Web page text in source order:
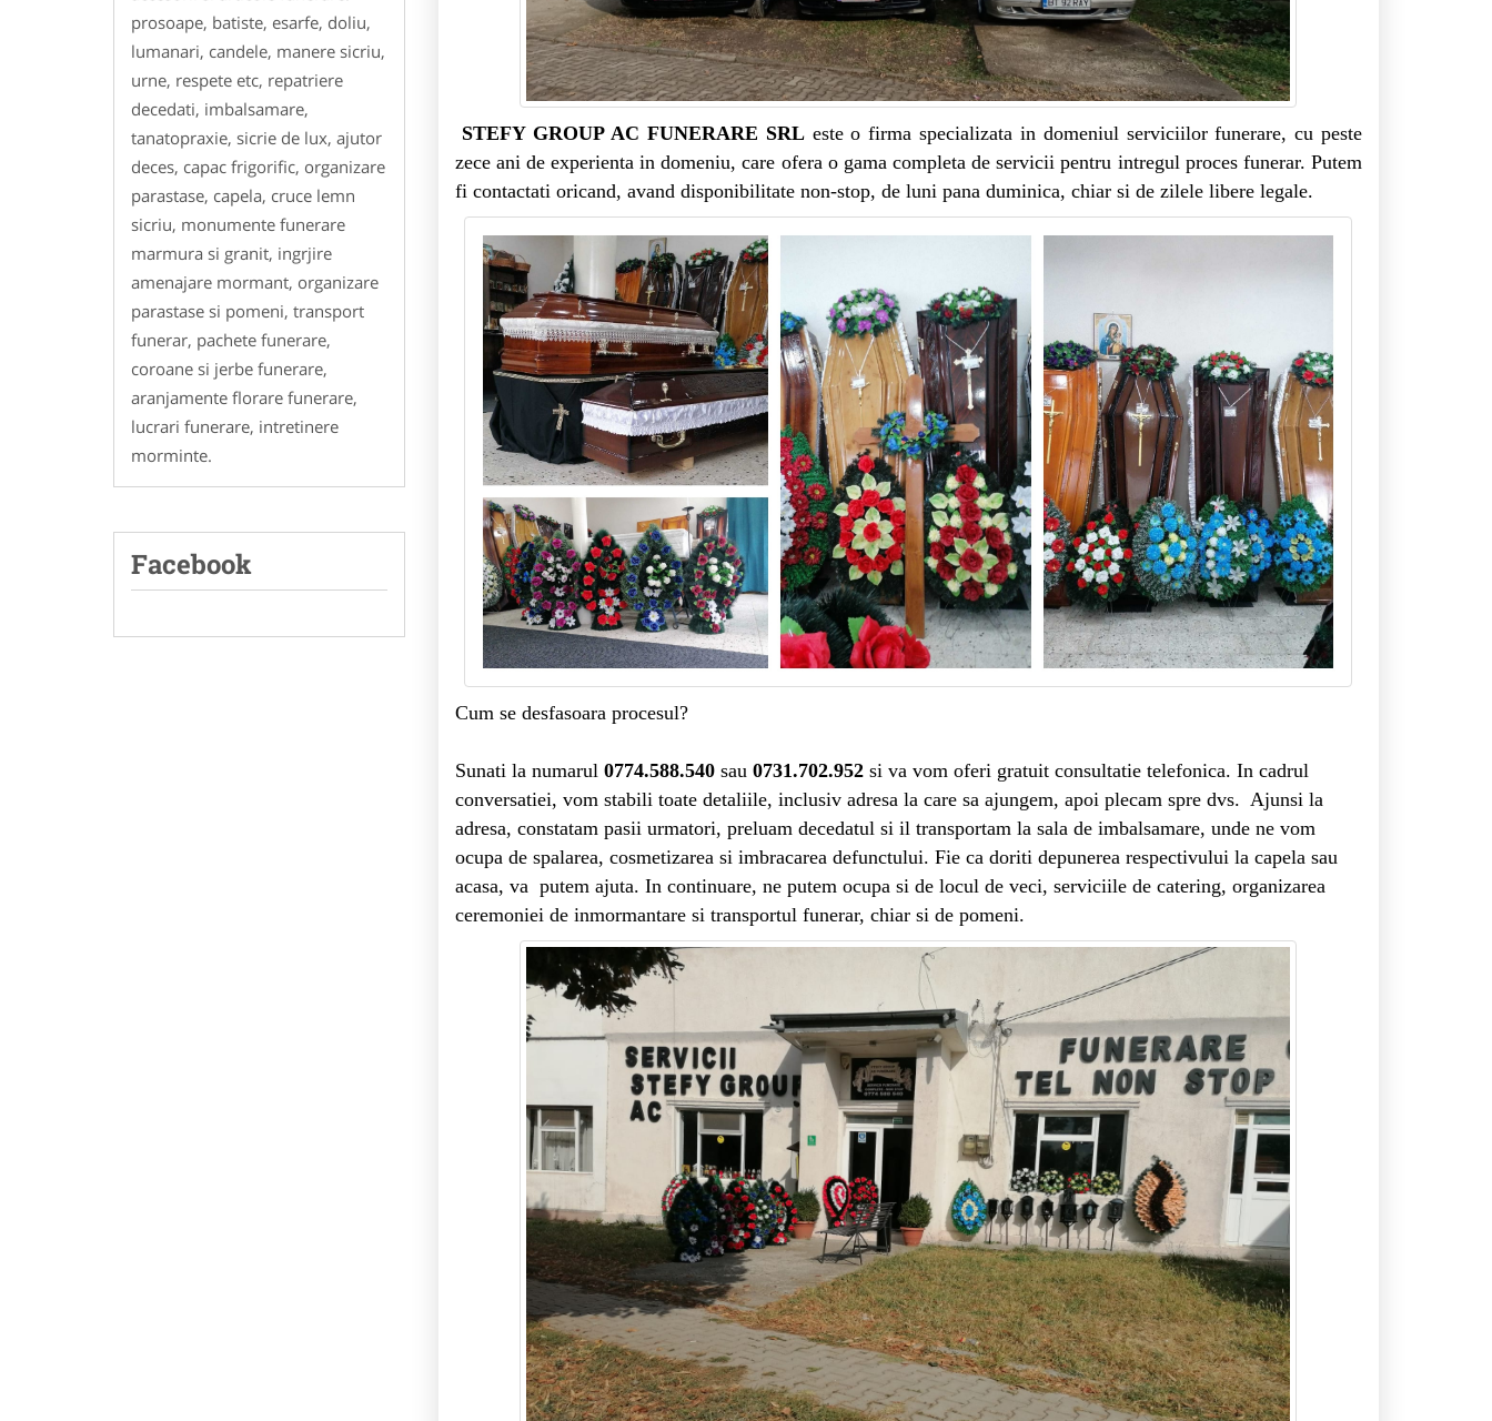
prosoape, batiste, esarfe, doliu,
lumanari, candele, manere sicriu,
urne, respete etc, repatriere
decedati, imbalsamare,
tanatopraxie, sicrie de lux, ajutor
deces, capac frigorific, organizare
parastase, capela, cruce lemn
sicriu, monumente funerare
marmura si granit, ingrjire
amenajare mormant, organizare
parastase si pomeni, transport
funerar, pachete funerare,
coroane si jerbe funerare,
aranjamente florare funerare,
lucrari funerare, intretinere
morminte.
Facebook
STEFY GROUP AC FUNERARE SRLeste o firma specializata in domeniul serviciilor funerare, cu peste
zece ani de experienta in domeniu, care ofera o gama completa de servicii pentru intregul proces funerar. Putem
fi contactati oricand, avand disponibilitate non-stop, de luni pana duminica, chiar si de zilele libere legale.
Cum se desfasoara procesul?
Sunati la numarul 0774.588.540sau 0731.702.952si va vom oferi gratuit consultatie telefonica. In cadrul
conversatiei, vom stabili toate detaliile, inclusiv adresa la care sa ajungem, apoi plecam spre dvs. Ajunsi la
adresa, constatam pasii urmatori, preluam decedatul si il transportam la sala de imbalsamare, unde ne vom
ocupa de spalarea, cosmetizarea si imbracarea defunctului. Fie ca doriti depunerea respectivului la capela sau
acasa, va putem ajuta. In continuare, ne putem ocupa si de locul de veci, serviciile de catering, organizarea
ceremoniei de inmormantare si transportul funerar, chiar si de pomeni.